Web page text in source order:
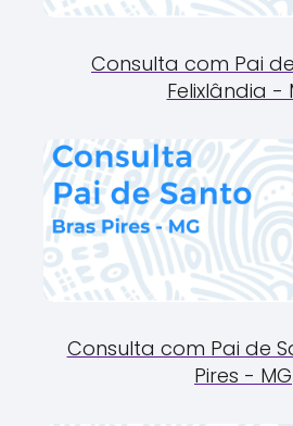
Consulta com Pai
Felixlândia -
Consulta com Pai de
Pires - MG